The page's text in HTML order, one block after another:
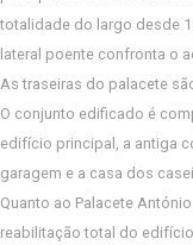
totalidade do largo desde
lateral poente confronta o
As traseiras do palacete
O conjunto edificado é
edifício principal, a antiga
garagem e a casa dos
Quanto ao Palacete
reabilitação total do